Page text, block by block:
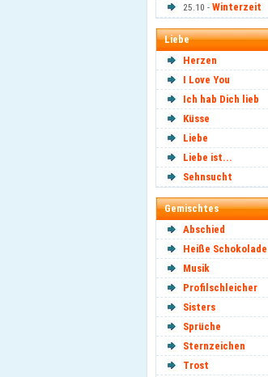
25.10 - Winterzeit
Liebe
Herzen
I Love You
Ich hab Dich lieb
Küsse
Liebe
Liebe ist...
Sehnsucht
Gemischtes
Abschied
Heiße Schokolade
Musik
Profilschleicher
Sisters
Sprüche
Sternzeichen
Trost